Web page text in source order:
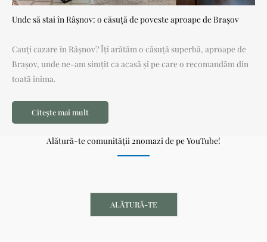
Unde să stai în Râșnov: o căsuță de poveste aproape de Brașov
Cauți cazare în Râșnov? Îți arătăm o căsuță superbă, aproape de
Brașov, unde ne-am simțit ca acasă și pe care o recomandăm din
toată inima.
Citește mai mult
Alătură-te comunității 2nomazi de pe YouTube!
ALĂTURĂ-TE